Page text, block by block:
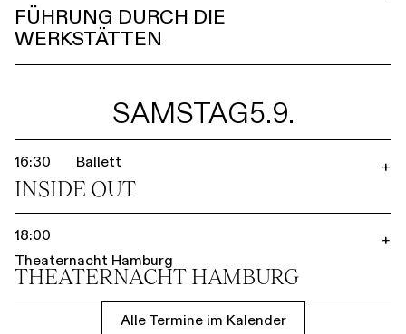
FÜHRUNG DURCH DIE
WERKSTÄTTEN
SAMSTAG5.9.
16:30 Ballett
INSIDE OUT
+
18:00
Theaternacht Hamburg
THEATER­NACHT HAMBURG
+
Alle Termine im Kalender